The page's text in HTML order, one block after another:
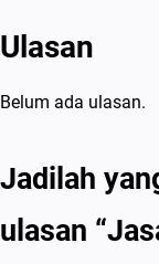
l
s
Ulasan
Belum ada ulasan.
Jadilah
ulasan